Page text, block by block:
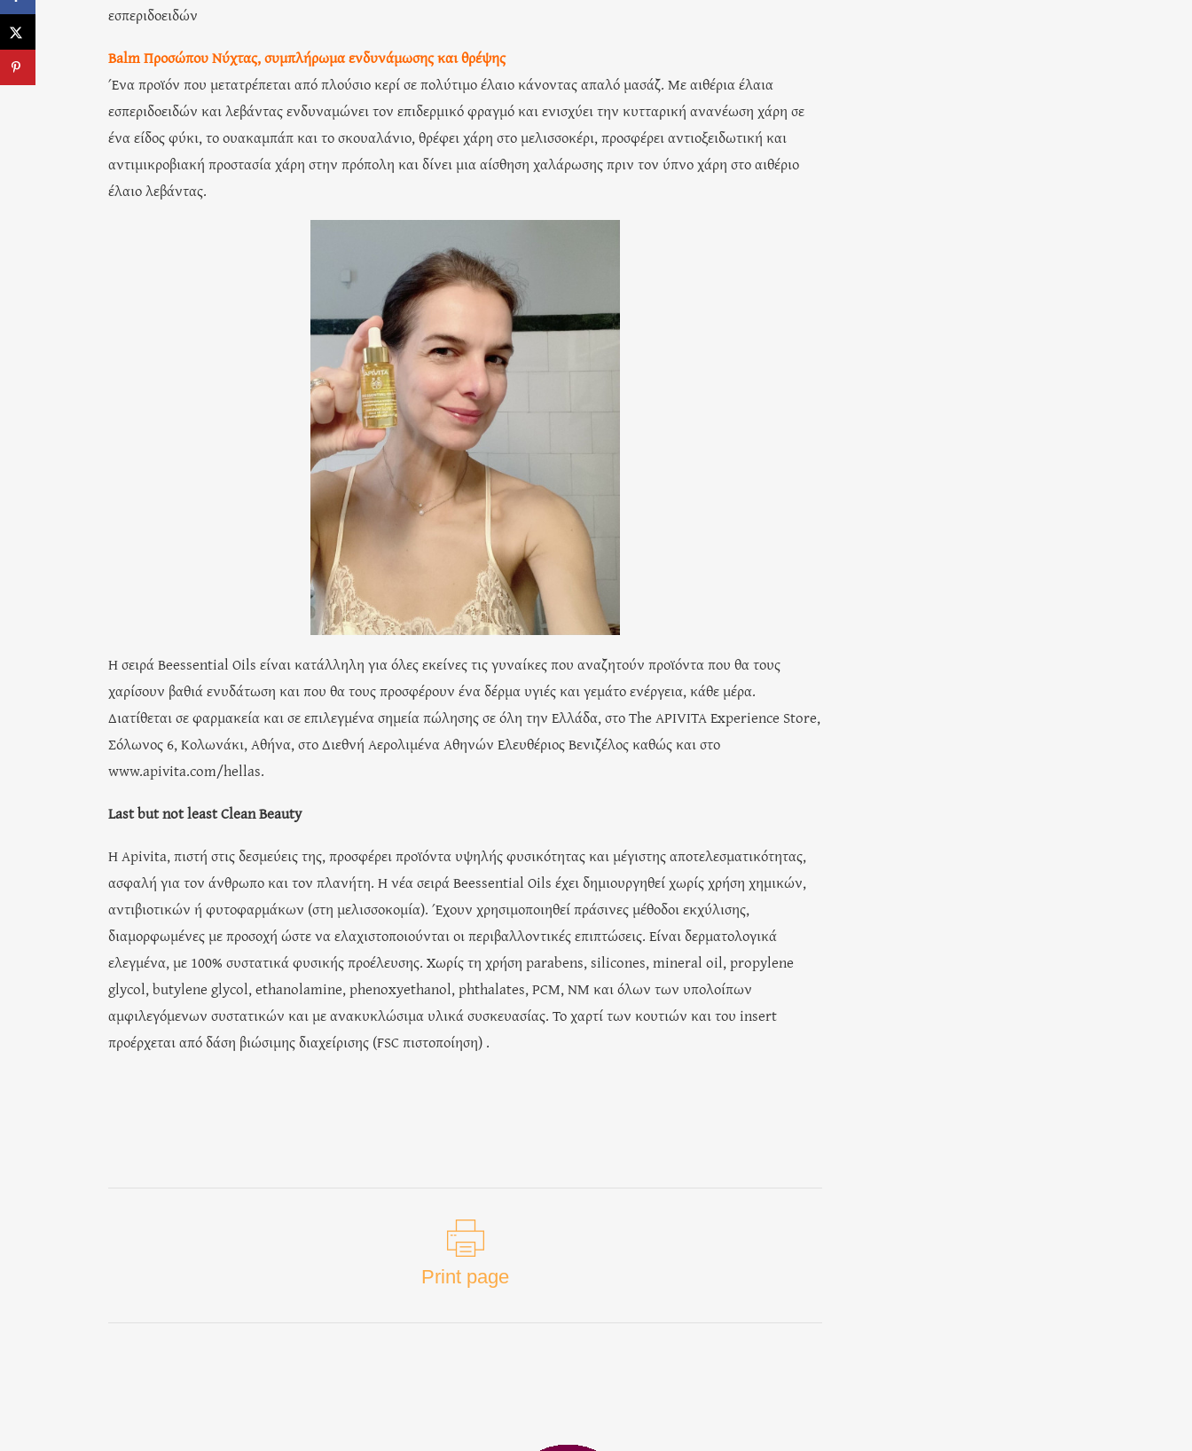
εσπεριδοειδών
Balm Προσώπου Νύχτας, συμπλήρωμα ενδυνάμωσης και θρέψης
Ένα προϊόν που μετατρέπεται από πλούσιο κερί σε πολύτιμο έλαιο κάνοντας απαλό μασάζ. Με αιθέρια έλαια
εσπεριδοειδών και λεβάντας ενδυναμώνει τον επιδερμικό φραγμό και ενισχύει την κυτταρική ανανέωση χάρη σε
ένα είδος φύκι, το ουακαμπάπ και το σκουαλάνιο, θρέφει χάρη στο μελισσοκέρι, προσφέρει αντιοξειδωτική και
αντιμικροβιακή προστασία χάρη στην πρόπολη και δίνει μια αίσθηση χαλάρωσης πριν τον ύπνο χάρη στο αιθέριο
έλαιο λεβάντας.
Η σειρά Beessential Oils είναι κατάλληλη για όλες εκείνες τις γυναίκες που αναζητούν προϊόντα που θα τους
χαρίσουν βαθιά ενυδάτωση και που θα τους προσφέρουν ένα δέρμα υγιές και γεμάτο ενέργεια, κάθε μέρα.
Διατίθεται σε φαρμακεία και σε επιλεγμένα σημεία πώλησης σε όλη την Ελλάδα, στο The APIVITA Experience Store,
Σόλωνος 6, Κολωνάκι, Αθήνα, στο Διεθνή Αερολιμένα Αθηνών Ελευθέριος Βενιζέλος καθώς και στο
www.apivita.com/hellas.
Last but not least Clean Beauty
Η Apivita, πιστή στις δεσμεύεις της, προσφέρει προϊόντα υψηλής φυσικότητας και μέγιστης αποτελεσματικότητας,
ασφαλή για τον άνθρωπο και τον πλανήτη. Η νέα σειρά Beessential Oils έχει δημιουργηθεί χωρίς χρήση χημικών,
αντιβιοτικών ή φυτοφαρμάκων (στη μελισσοκομία). Έχουν χρησιμοποιηθεί πράσινες μέθοδοι εκχύλισης,
διαμορφωμένες με προσοχή ώστε να ελαχιστοποιούνται οι περιβαλλοντικές επιπτώσεις. Είναι δερματολογικά
ελεγμένα, με 100% συστατικά φυσικής προέλευσης. Χωρίς τη χρήση parabens, silicones, mineral oil, propylene
glycol, butylene glycol, ethanolamine, phenoxyethanol, phthalates, PCM, NM και όλων των υπολοίπων
αμφιλεγόμενων συστατικών και με ανακυκλώσιμα υλικά συσκευασίας. Το χαρτί των κουτιών και του insert
προέρχεται από δάση βιώσιμης διαχείρισης (FSC πιστοποίηση) .
Print page